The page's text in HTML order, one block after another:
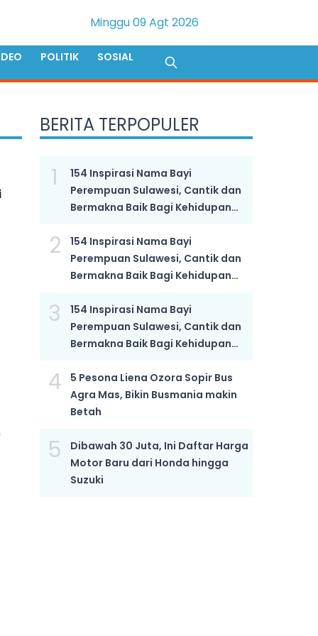
Minggu 09 Agt 2026
POLITIK SOSIAL
BERITA TERPOPULER
1
154 Inspirasi Nama Bayi
Perempuan Sulawesi, Cantik dan
Bermakna Baik Bagi Kehidupan
2
154 Inspirasi Nama Bayi
Perempuan Sulawesi, Cantik dan
Bermakna Baik Bagi Kehidupan
3
154 Inspirasi Nama Bayi
Perempuan Sulawesi, Cantik dan
Bermakna Baik Bagi Kehidupan
4
5 Pesona Liena Ozora Sopir Bus
Agra Mas, Bikin Busmania makin
Betah
5
Dibawah 30 Juta, Ini Daftar Harga
Motor Baru dari Honda hingga
Suzuki